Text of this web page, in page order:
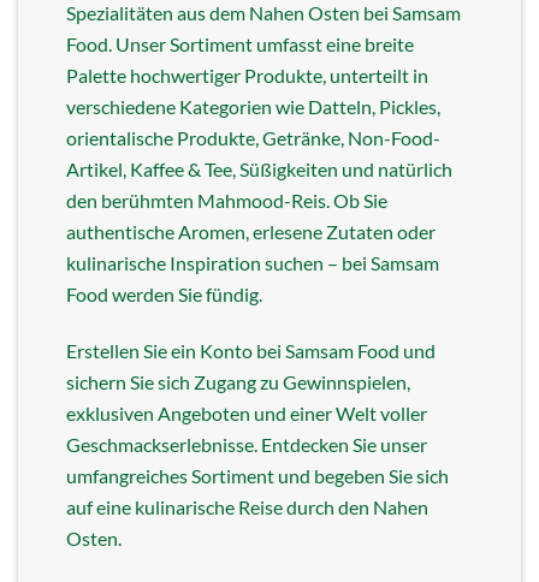
Spezialitäten aus dem Nahen Osten bei Samsam
Food. Unser Sortiment umfasst eine breite
Palette hochwertiger Produkte, unterteilt in
verschiedene Kategorien wie Datteln, Pickles,
orientalische Produkte, Getränke, Non-Food-
Artikel, Kaffee & Tee, Süßigkeiten und natürlich
den berühmten Mahmood-Reis. Ob Sie
authentische Aromen, erlesene Zutaten oder
kulinarische Inspiration suchen – bei Samsam
Food werden Sie fündig.
Erstellen Sie ein Konto bei Samsam Food und
sichern Sie sich Zugang zu Gewinnspielen,
exklusiven Angeboten und einer Welt voller
Geschmackserlebnisse. Entdecken Sie unser
umfangreiches Sortiment und begeben Sie sich
auf eine kulinarische Reise durch den Nahen
Osten.